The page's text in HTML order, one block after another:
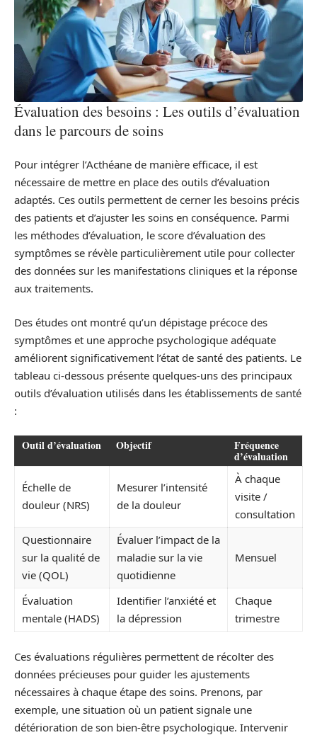
Évaluation des besoins : Les outils d’évaluation
dans le parcours de soins
Pour intégrer l’Acthéane de manière efficace, il est
nécessaire de mettre en place des outils d’évaluation
adaptés. Ces outils permettent de cerner les besoins précis
des patients et d’ajuster les soins en conséquence. Parmi
les méthodes d’évaluation, le score d’évaluation des
symptômes se révèle particulièrement utile pour collecter
des données sur les manifestations cliniques et la réponse
aux traitements.
Des études ont montré qu’un dépistage précoce des
symptômes et une approche psychologique adéquate
améliorent significativement l’état de santé des patients. Le
tableau ci-dessous présente quelques-uns des principaux
outils d’évaluation utilisés dans les établissements de santé
:
Outil d’évaluation Objectif Fréquence
d’évaluation
Échelle de
douleur (NRS)
Mesurer l’intensité
de la douleur
À chaque
visite /
consultation
Questionnaire
sur la qualité de
vie (QOL)
Évaluer l’impact de la
maladie sur la vie
quotidienne
Mensuel
Évaluation
mentale (HADS)
Identifier l’anxiété et
la dépression
Chaque
trimestre
Ces évaluations régulières permettent de récolter des
données précieuses pour guider les ajustements
nécessaires à chaque étape des soins. Prenons, par
exemple, une situation où un patient signale une
détérioration de son bien-être psychologique. Intervenir